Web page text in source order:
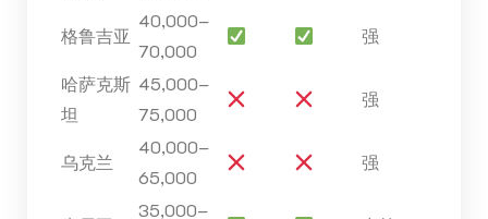
格鲁吉亚
40,000–
70,000
强
哈萨克斯
坦
45,000–
75,000
强
乌克兰
40,000–
65,000
强
35,000–